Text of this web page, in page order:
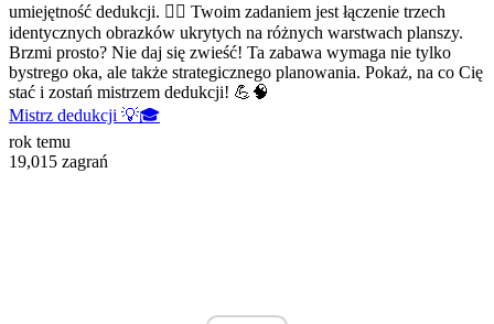
umiejętność dedukcji. 🕵️‍♂️ Twoim zadaniem jest łączenie trzech
identycznych obrazków ukrytych na różnych warstwach planszy.
Brzmi prosto? Nie daj się zwieść! Ta zabawa wymaga nie tylko
bystrego oka, ale także strategicznego planowania. Pokaż, na co Cię
stać i zostań mistrzem dedukcji! 💪🧠
Mistrz dedukcji 💡🎓
rok temu
19,015 zagrań